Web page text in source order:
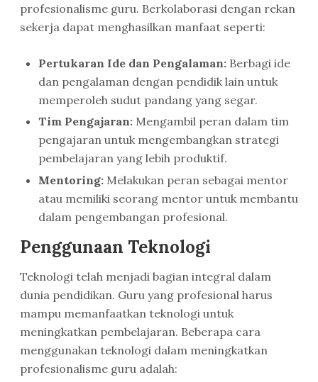
profesionalisme guru. Berkolaborasi dengan rekan
sekerja dapat menghasilkan manfaat seperti:
Pertukaran Ide dan Pengalaman: Berbagi ide
dan pengalaman dengan pendidik lain untuk
memperoleh sudut pandang yang segar.
Tim Pengajaran: Mengambil peran dalam tim
pengajaran untuk mengembangkan strategi
pembelajaran yang lebih produktif.
Mentoring: Melakukan peran sebagai mentor
atau memiliki seorang mentor untuk membantu
dalam pengembangan profesional.
Penggunaan Teknologi
Teknologi telah menjadi bagian integral dalam
dunia pendidikan. Guru yang profesional harus
mampu memanfaatkan teknologi untuk
meningkatkan pembelajaran. Beberapa cara
menggunakan teknologi dalam meningkatkan
profesionalisme guru adalah: